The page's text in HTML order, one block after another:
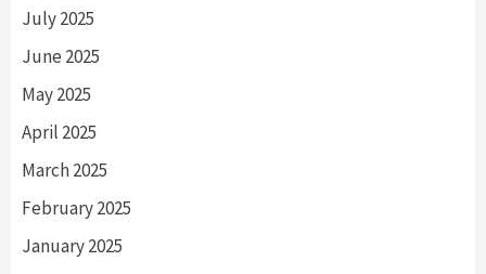
July 2025
June 2025
May 2025
April 2025
March 2025
February 2025
January 2025